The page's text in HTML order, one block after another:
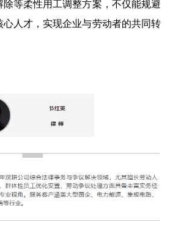
等柔性用工调整方案，不仅能规避
人才，实现企业与劳动者的共同转